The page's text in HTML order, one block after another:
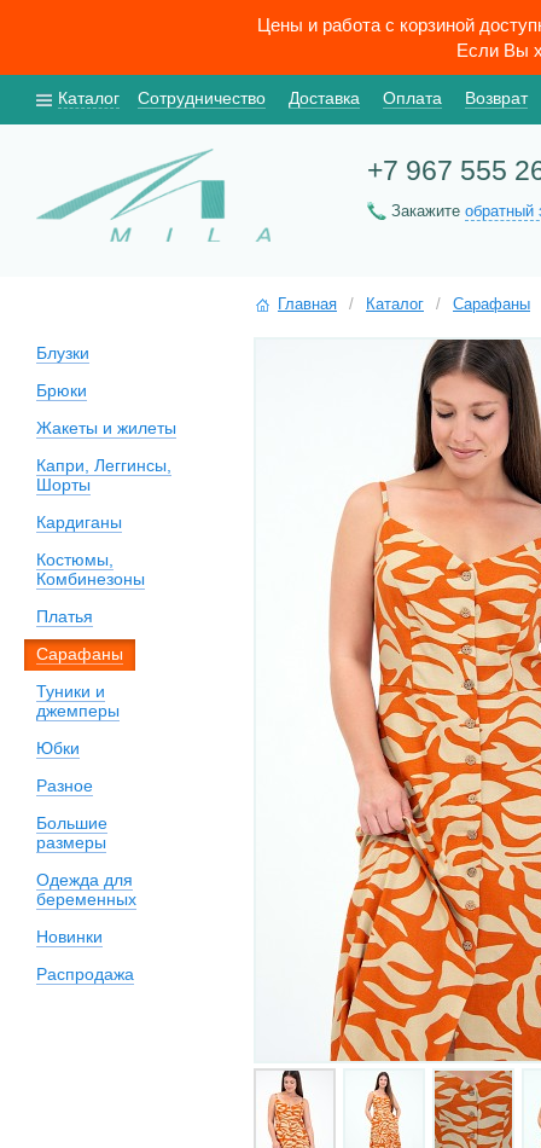
Цены и работа с корзиной
Если Вы
Каталог Сотрудничество Доставка Оплата Возврат
+7 967 555
Закажите обратный
Блузки
Брюки
Жакеты и жилеты
Капри, Леггинсы,
Шорты
Кардиганы
Костюмы,
Комбинезоны
Платья
Сарафаны
Туники и
джемперы
Юбки
Разное
Большие
размеры
Одежда для
беременных
Новинки
Распродажа
Главная / Каталог / Сарафаны